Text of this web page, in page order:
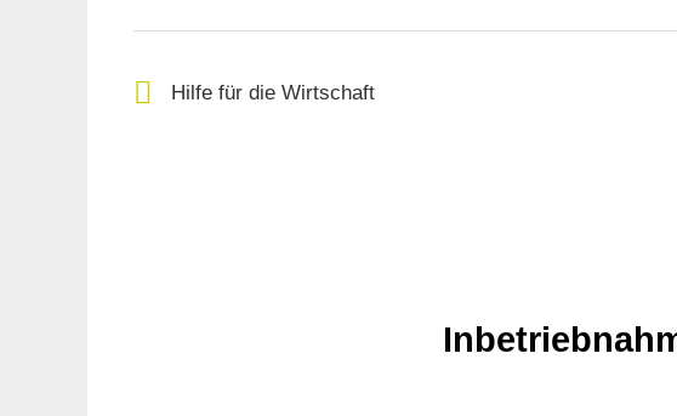
für:
Hilfe für die Wirtschaft